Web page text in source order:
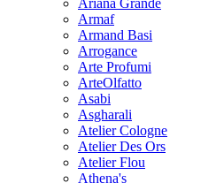
Ariana Grande
Armaf
Armand Basi
Arrogance
Arte Profumi
ArteOlfatto
Asabi
Asgharali
Atelier Cologne
Atelier Des Ors
Atelier Flou
Athena's